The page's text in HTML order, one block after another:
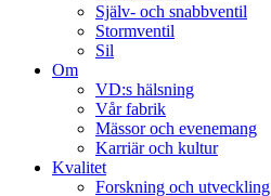
Själv- och snabbventil
Stormventil
Sil
Om
VD:s hälsning
Vår fabrik
Mässor och evenemang
Karriär och kultur
Kvalitet
Forskning och utveckling